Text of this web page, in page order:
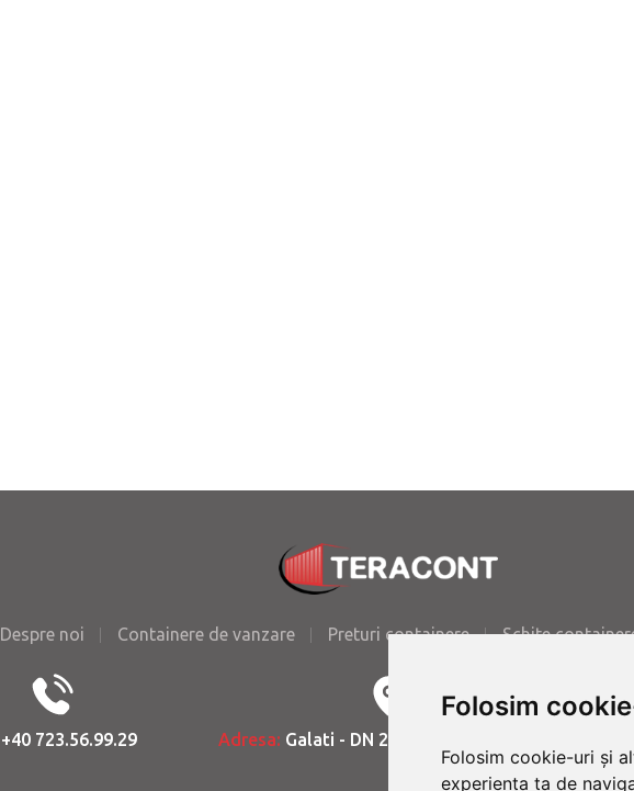
Folosim
Folosim cookie-uri și
experiența ta de
Despre noi Containere de vanzare Preturi containere Schite
+40 723.56.99.29 Adresa: Galati - DN 26 - Km. 7.2 - Romania